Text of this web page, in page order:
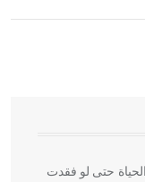
التي ارتبطت
خاصة، حيث يحرص
حتى لو فقدت